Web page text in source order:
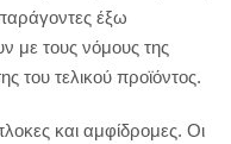
έξω
με τους νόμους της
του τελικού προϊόντος.
και αμφίδρομες. Οι